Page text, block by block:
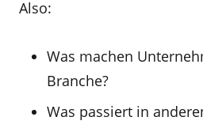
Also:
Was machen
Branche?
Was passiert in